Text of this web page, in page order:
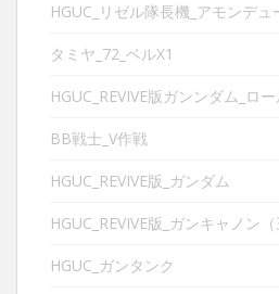
HGUC_リゼル隊長機_アモンデ
タミヤ_72_ベルX1
HGUC_REVIVE版ガンンダム_ロ
BB戦士_V作戦
HGUC_REVIVE版_ガンダム
HGUC_REVIVE版_ガンキャノン（
HGUC_ガンタンク